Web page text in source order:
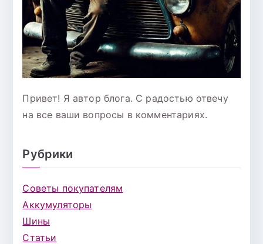
Привет! Я автор блога. С радостью отвечу
на все ваши вопросы в комментариях.
Рубрики
Советы покупателям
Аккумуляторы
Шины
Статьи